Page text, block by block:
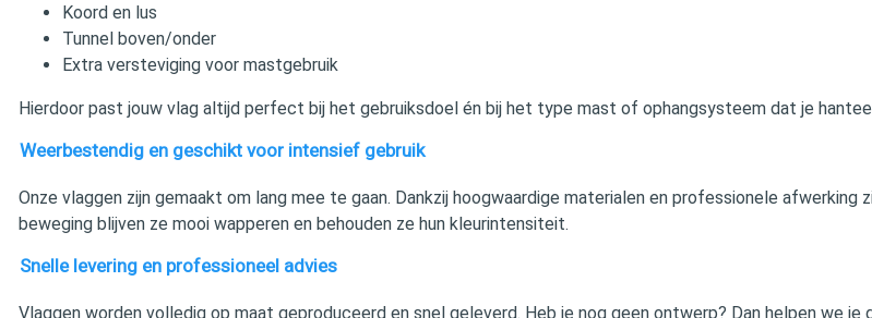
Koord en lus
Tunnel boven/onder
Extra versteviging voor mastgebruik
Hierdoor past jouw vlag altijd perfect bij het gebruiksdoel én bij het type mast of ophangsysteem dat je
Weerbestendig en geschikt voor intensief gebruik
Onze vlaggen zijn gemaakt om lang mee te gaan. Dankzij hoogwaardige materialen en professionele
beweging blijven ze mooi wapperen en behouden ze hun kleurintensiteit.
Snelle levering en professioneel advies
Vlaggen worden volledig op maat geproduceerd en snel geleverd. Heb je nog geen ontwerp? Dan helpen we